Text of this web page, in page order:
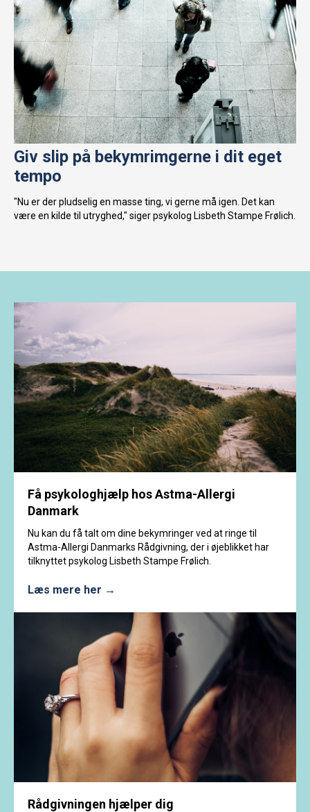
Giv slip på bekymrimgerne i dit eget
tempo
"Nu er der pludselig en masse ting, vi gerne må igen. Det kan
være en kilde til utryghed," siger psykolog Lisbeth Stampe Frølich.
Få psykologhjælp hos Astma-Allergi
Danmark
Nu kan du få talt om dine bekymringer ved at ringe til
Astma-Allergi Danmarks Rådgivning, der i øjeblikket har
tilknyttet psykolog Lisbeth Stampe Frølich.
Læs mere her
Rådgivningen hjælper dig